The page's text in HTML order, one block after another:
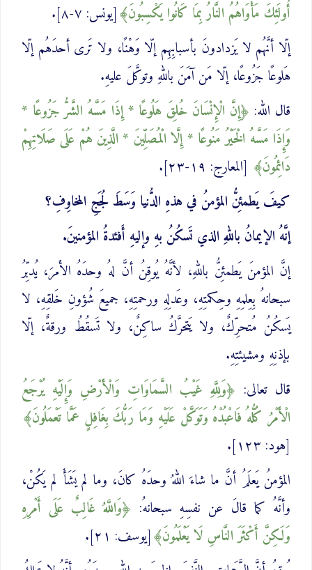
أُولَئِكَ مَأْوَاهُمُ النَّارُ بِمَا كَانُوا يَكْسِبُونَ [يونس: ٧-٨].
إلّا أنَّهُم لا يَزدادونَ بأسبابِهِم إلّا وَهْنًا، ولا تَرى أحدَهُم إلّا
هَلوعًا جَزُوعًا، إلّا مَن آمَنَ باللهِ وتوكَّلَ عليهِ.
قال الله:
إِنَّ الْإِنْسَانَ خُلِقَ ‌هَلُوعًا * إِذَا مَسَّهُ الشَّرُّ جَزُوعًا *
وَإِذَا مَسَّهُ الْخَيْرُ مَنُوعًا * إِلَّا الْمُصَلِّينَ * الَّذِينَ هُمْ عَلَى صَلَاتِهِمْ
دَائِمُونَ
[المعارج: ١٩-٢٣].
كيفَ يَطمئِنُّ المؤمنُ في هذهِ الدُّنيا وَسَطَ لُجَجِ المخاوِفِ؟
إنَّهُ الإيمانُ باللهِ الذي تَسكُنُ بهِ وإليهِ أَفئدةُ المؤمنينَ.
إنَّ المؤمنَ يَطمئِنُّ باللهِ، لأنَّهُ يُوقِنُ أنَّ لهُ وحدَهُ الأَمرَ، يُدبِّرُ
سبحانهُ بِعِلمِهِ وحِكمتِهِ، وعَدلِهِ ورحمتِهِ، جميعَ شُؤونِ خَلقِهِ، لا
يَسكُنُ مُتحرِّكٌ، ولا يَتحرَّكُ ساكِنٌ، ولا تَسقُطُ ورقةٌ، إلّا
بإذنِهِ ومشيئتِهِ.
قال تعالى:
وَلِلَّهِ غَيْبُ السَّمَاوَاتِ وَالْأَرْضِ وَإِلَيْهِ يُرْجَعُ
‌الْأَمْرُ كُلُّهُ فَاعْبُدْهُ وَتَوَكَّلْ عَلَيْهِ وَمَا رَبُّكَ بِغَافِلٍ عَمَّا تَعْمَلُونَ
[هود: ١٢٣].
المؤمنُ يَعلَمُ أنَّ ما شاءَ اللهُ وحدَهُ كانَ، وما لم يَشَأْ لم يَكُنْ،
وأنَّهُ كما قالَ عن نفسِهِ سبحانهُ:
‌وَاللَّهُ ‌غَالِبٌ عَلَى أَمْرِهِ
وَلَكِنَّ أَكْثَرَ النَّاسِ لَا يَعْلَمُونَ [يوسف: ٢١].